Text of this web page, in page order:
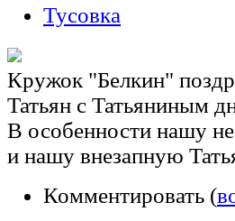
Тусовка
Кружок "Белкин"
Татьян с Татьяниным
В особенности нашу
и нашу внезапную
Комментировать (